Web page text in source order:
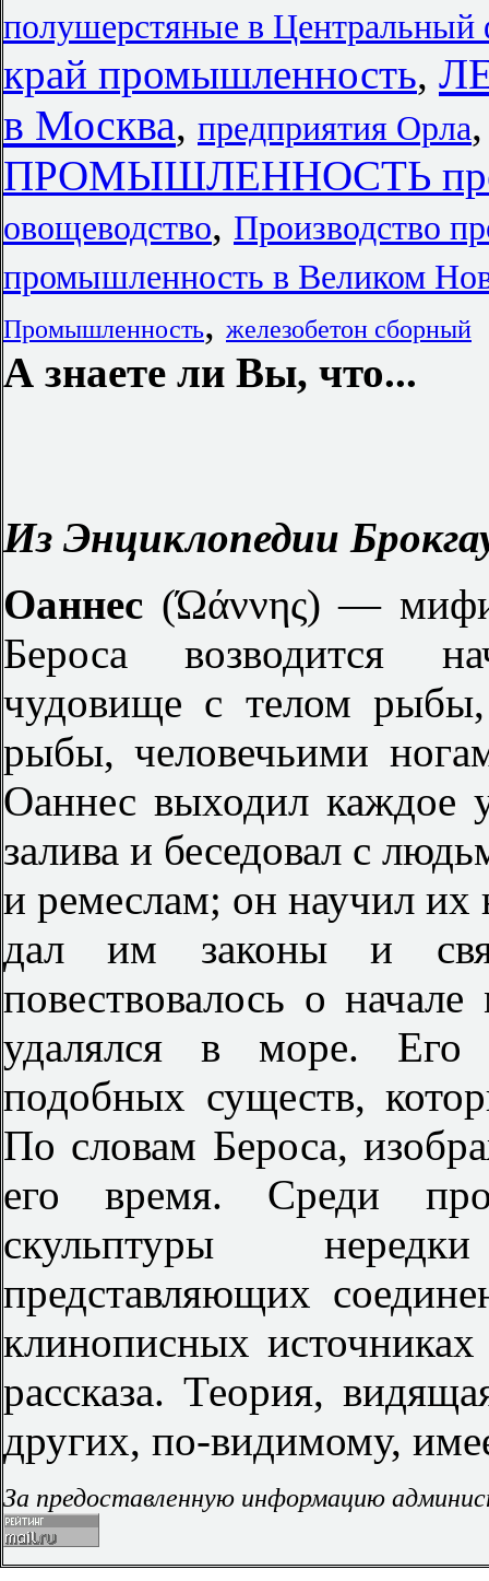
полушерстяные в Центральный
край промышленность,
в Москва, предприятия Орла
ПРОМЫШЛЕННОСТЬ
овощеводство, Производство
промышленность в Великом
Промышленность, железобетон сборный
А знаете ли Вы, что...
Из Энциклопедии
Оаннес (Ώάννης) —
Бероса возводится
чудовище с телом рыбы,
рыбы, человечьими
Оаннес выходил каждое
залива и беседовал с
и ремеслам; он научил их
дал им законы и
повествовалось о
удалялся в море. Его
подобных существ,
По словам Бероса,
его время. Среди
скульптуры
представляющих
клинописных
рассказа. Теория,
других, по-видимому,
За предоставленную информацию